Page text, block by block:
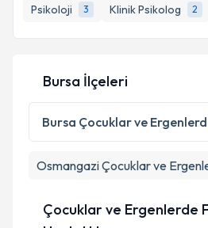
Psikoloji
3 Klinik Psikolog 2
Bursa İlçeleri
Bursa Çocuklar ve
Osmangazi Çocuklar ve
Çocuklar ve Ergenlerde